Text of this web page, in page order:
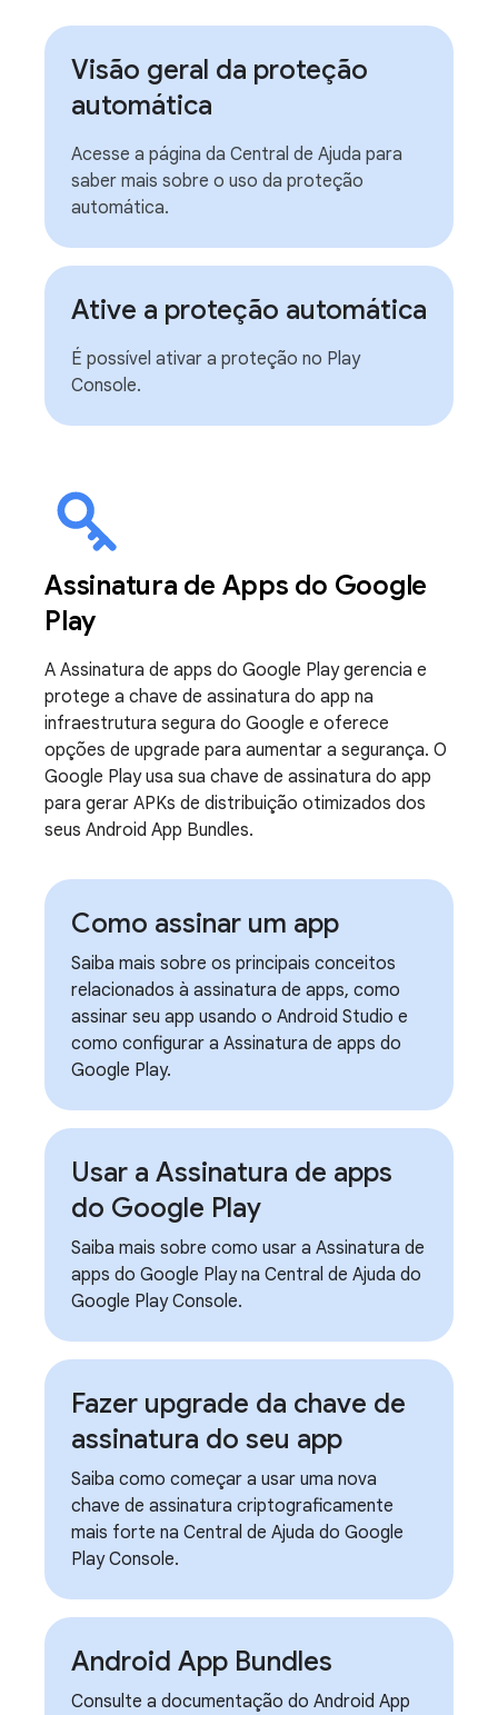
Visão geral da proteção
automática
Acesse a página da Central de Ajuda para
saber mais sobre o uso da proteção
automática.
Ative a proteção automática
É possível ativar a proteção no Play
Console.
Assinatura de Apps do Google
Play
A Assinatura de apps do Google Play gerencia e
protege a chave de assinatura do app na
infraestrutura segura do Google e oferece
opções de upgrade para aumentar a segurança. O
Google Play usa sua chave de assinatura do app
para gerar APKs de distribuição otimizados dos
seus Android App Bundles.
Como assinar um app
Saiba mais sobre os principais conceitos
relacionados à assinatura de apps, como
assinar seu app usando o Android Studio e
como configurar a Assinatura de apps do
Google Play.
Usar a Assinatura de apps
do Google Play
Saiba mais sobre como usar a Assinatura de
apps do Google Play na Central de Ajuda do
Google Play Console.
Fazer upgrade da chave de
assinatura do seu app
Saiba como começar a usar uma nova
chave de assinatura criptograficamente
mais forte na Central de Ajuda do Google
Play Console.
Android App Bundles
Consulte a documentação do Android App